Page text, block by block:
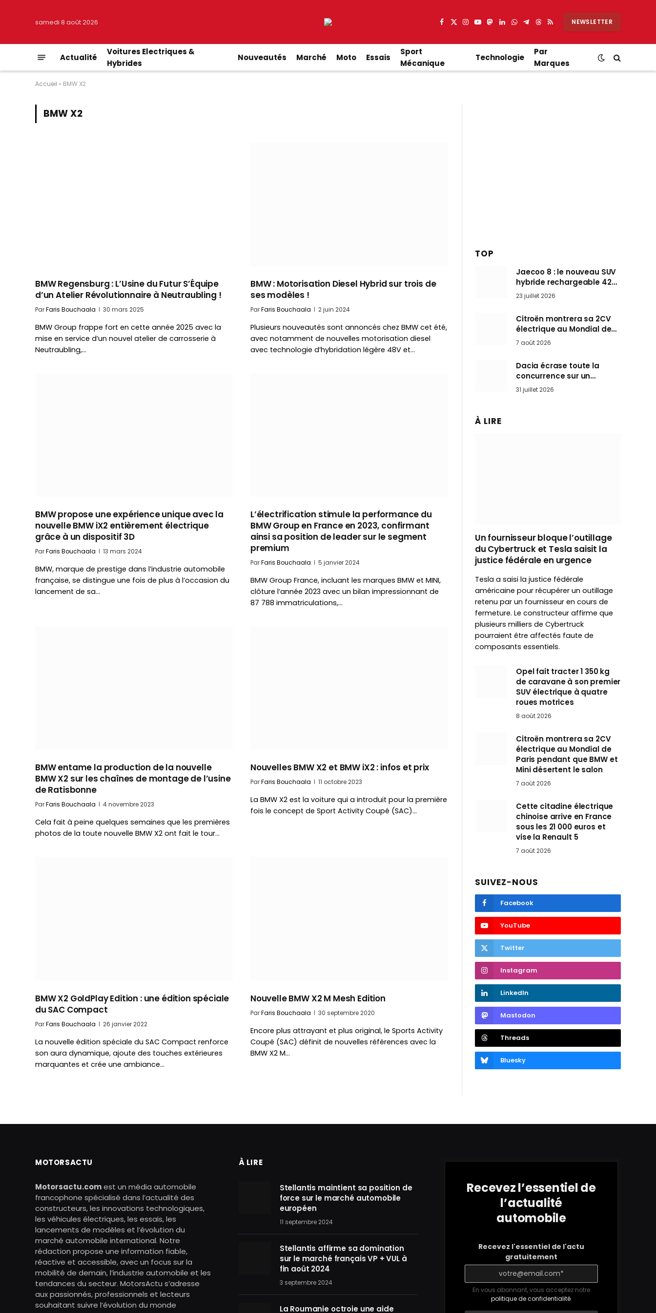
samedi 8 août 2026 Facebook
X
Instagram
YouTube
Mastodon
LinkedIn
WhatsApp
Partager
Telegram
Threads
RSS NEWSLETTER
Actualité
Voitures Electriques &
Hybrides
Nouveautés Marché Moto Essais
Sport
Mécanique
Technologie
Par
Marques
Accueil » BMW X2
BMW X2
BMW Regensburg : L’Usine du Futur S’Équipe
d’un Atelier Révolutionnaire à Neutraubling !
ParFaris Bouchaala 30 mars 2025
BMW Group frappe fort en cette année 2025 avec la
mise en service d’un nouvel atelier de carrosserie à
Neutraubling,…
BMW : Motorisation Diesel Hybrid sur trois de
ses modèles !
ParFaris Bouchaala 2 juin 2024
Plusieurs nouveautés sont annoncés chez BMW cet été,
avec notamment de nouvelles motorisation diesel
avec technologie d’hybridation légère 48V et…
BMW propose une expérience unique avec la
nouvelle BMW iX2 entièrement électrique
grâce à un dispositif 3D
ParFaris Bouchaala 13 mars 2024
BMW, marque de prestige dans l’industrie automobile
française, se distingue une fois de plus à l’occasion du
lancement de sa…
L’électrification stimule la performance du
BMW Group en France en 2023, confirmant
ainsi sa position de leader sur le segment
premium
ParFaris Bouchaala 5 janvier 2024
BMW Group France, incluant les marques BMW et MINI,
clôture l’année 2023 avec un bilan impressionnant de
87 788 immatriculations,…
BMW entame la production de la nouvelle
BMW X2 sur les chaînes de montage de l’usine
de Ratisbonne
ParFaris Bouchaala 4 novembre 2023
Cela fait à peine quelques semaines que les premières
photos de la toute nouvelle BMW X2 ont fait le tour…
Nouvelles BMW X2 et BMW iX2 : infos et prix
ParFaris Bouchaala 11 octobre 2023
La BMW X2 est la voiture qui a introduit pour la première
fois le concept de Sport Activity Coupé (SAC)…
BMW X2 GoldPlay Edition : une édition spéciale
du SAC Compact
ParFaris Bouchaala 26 janvier 2022
La nouvelle édition spéciale du SAC Compact renforce
son aura dynamique, ajoute des touches extérieures
marquantes et crée une ambiance…
Nouvelle BMW X2 M Mesh Edition
ParFaris Bouchaala 30 septembre 2020
Encore plus attrayant et plus original, le Sports Activity
Coupé (SAC) définit de nouvelles références avec la
BMW X2 M…
TOP
Jaecoo 8 : le nouveau SUV
hybride rechargeable 428
ch qui vise l’Audi Q7 arrive
en Europe cet automne
23 juillet 2026
Citroën montrera sa 2CV
électrique au Mondial de
Paris pendant que BMW et
7 août 2026
Dacia écrase toute la
concurrence sur un
marché où personne ne
l’attendait
31 juillet 2026
À LIRE
Un fournisseur bloque l’outillage
du Cybertruck et Tesla saisit la
justice fédérale en urgence
Tesla a saisi la justice fédérale
américaine pour récupérer un outillage
retenu par un fournisseur en cours de
fermeture. Le constructeur affirme que
plusieurs milliers de Cybertruck
pourraient être affectés faute de
composants essentiels.
Opel fait tracter 1 350 kg
de caravane à son premier
SUV électrique à quatre
roues motrices
8 août 2026
Citroën montrera sa 2CV
électrique au Mondial de
Paris pendant que BMW et
Mini désertent le salon
7 août 2026
Cette citadine électrique
chinoise arrive en France
sous les 21 000 euros et
vise la Renault 5
7 août 2026
SUIVEZ-NOUS
Facebook
YouTube
Twitter
Instagram
LinkedIn
Mastodon
Threads
Bluesky
MOTORSACTU
Motorsactu.comest un média automobile
francophone spécialisé dans l’actualité des
constructeurs, les innovations technologiques,
les véhicules électriques, les essais, les
lancements de modèles et l’évolution du
marché automobile international. Notre
rédaction propose une information fiable,
réactive et accessible, avec un focus sur la
mobilité de demain, l’industrie automobile et les
tendances du secteur. MotorsActu s’adresse
aux passionnés, professionnels et lecteurs
souhaitant suivre l’évolution du monde
À LIRE
Stellantis maintient sa position de
force sur le marché automobile
européen
11 septembre 2024
Stellantis affirme sa domination
sur le marché français VP + VUL à
fin août 2024
3 septembre 2024
La Roumanie octroie une aide
Recevez l’essentiel de
l’actualité
automobile
Recevez l'essentiel de l'actu
gratuitement
En vous abonnant, vous acceptez notre
politique de confidentialité.